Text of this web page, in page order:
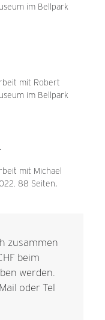
im Bellpark
mit Robert
im Bellpark
mit Michael
88 Seiten,
zusammen
beim
werden.
oder Tel